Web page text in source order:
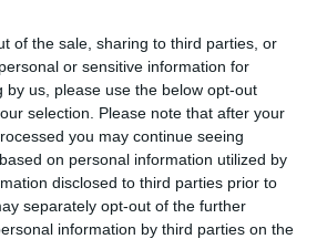
of the sale, sharing to third parties, or
or sensitive information for
by us, please use the below opt-out
selection. Please note that after your
you may continue seeing
on personal information utilized by
disclosed to third parties prior to
separately opt-out of the further
information by third parties on the